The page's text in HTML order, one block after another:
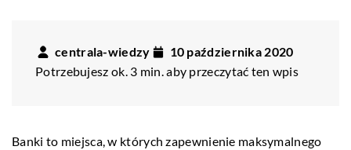
centrala-wiedzy
10 października 2020
Potrzebujesz ok. 3 min. aby przeczytać ten wpis
Banki to miejsca, w których zapewnienie maksymalnego